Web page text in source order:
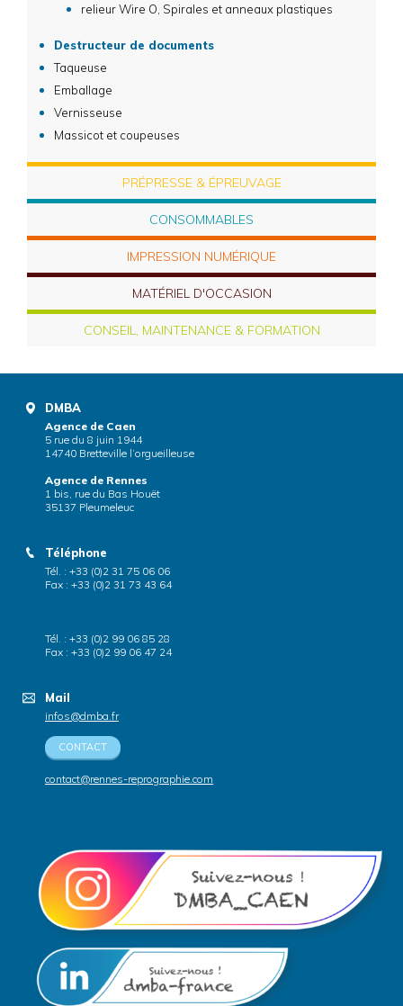
relieur Wire O, Spirales et anneaux plastiques
Destructeur de documents
Taqueuse
Emballage
Vernisseuse
Massicot et coupeuses
PRÉPRESSE & ÉPREUVAGE
CONSOMMABLES
IMPRESSION NUMÉRIQUE
MATÉRIEL D'OCCASION
CONSEIL, MAINTENANCE & FORMATION
DMBA
Agence de Caen
5 rue du 8 juin 1944
14740 Bretteville l’orgueilleuse
Agence de Rennes
1 bis, rue du Bas Houët
35137 Pleumeleuc
Téléphone
Tél. : +33 (0)2 31 75 06 06
Fax : +33 (0)2 31 73 43 64
Tél. : +33 (0)2 99 06 85 28
Fax : +33 (0)2 99 06 47 24
Mail
infos@dmba.fr
CONTACT
contact@rennes-reprographie.com